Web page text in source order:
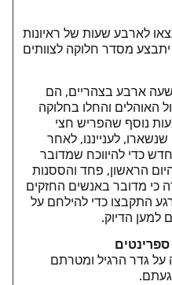
לארבע שעות של ראיונות
מסדר חלוקה לצוותים
ארבע בצהריים, הם
האוהלים והחלו בחלוקה
נוסף שהפריש חצי
לענייננו, לאחר
כדי להיווכח שמדובר
הראשון, פחד והססנות
כי מדובר באנשים החזקים
התקבצו כדי להילחם על
למען הדיוק.
גדר הרגיל ומטרתם